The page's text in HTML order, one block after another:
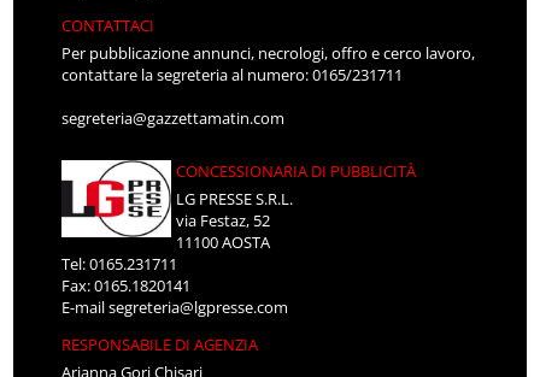
CONTATTACI
Per pubblicazione annunci, necrologi, offro e cerco lavoro,
contattare la segreteria al numero: 0165/231711
segreteria@gazzettamatin.com
CONCESSIONARIA DI PUBBLICITÀ
LG PRESSE S.R.L.
via Festaz, 52
11100 AOSTA
Tel: 0165.231711
Fax: 0165.1820141
E-mailsegreteria@lgpresse.com
RESPONSABILE DI AGENZIA
Arianna Gori Chisari